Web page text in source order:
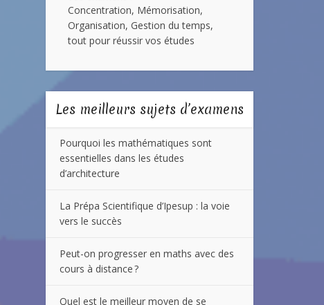
Concentration, Mémorisation,
Organisation, Gestion du temps,
tout pour réussir vos études
Les meilleurs sujets d’examens
Pourquoi les mathématiques sont
essentielles dans les études
d’architecture
La Prépa Scientifique d’Ipesup : la voie
vers le succès
Peut-on progresser en maths avec des
cours à distance ?
Quel est le meilleur moyen de se